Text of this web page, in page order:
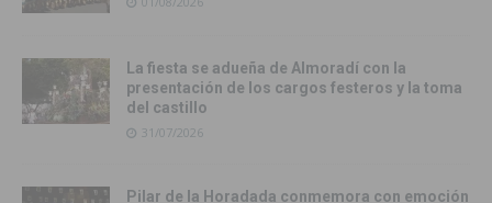
La fiesta se adueña de Almoradí con la
presentación de los cargos festeros y la toma
del castillo
31/07/2026
Pilar de la Horadada conmemora con emoción